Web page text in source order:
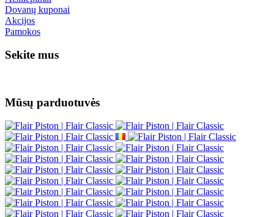
Dovanų kuponai
Akcijos
Pamokos
Sekite mus
Mūsų parduotuvės